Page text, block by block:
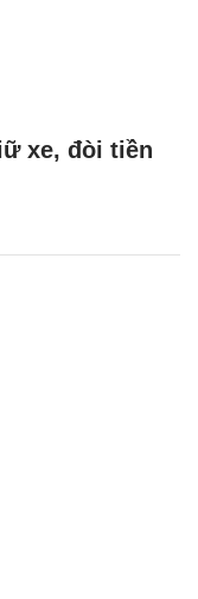
xe, đòi tiền